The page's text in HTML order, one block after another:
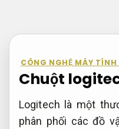
nội
dungCÔNG NGHỆ MÁY TÍNH
Chuột
Logitech là một
phân phối các đồ